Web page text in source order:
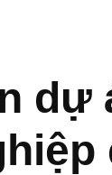
dự